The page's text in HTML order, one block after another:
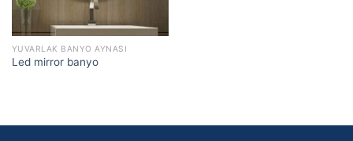
YUVARLAK BANYO AYNASI
Led mirror banyo